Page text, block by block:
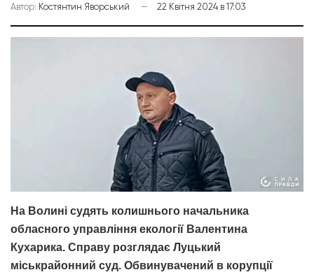
Автор: Костянтин Яворський 22 Квітня 2024 в 17:03
На Волині судять колишнього начальника
обласного управління екології Валентина
Кухарика. Справу розглядає Луцький
міськрайонний суд. Обвинувачений в корупції